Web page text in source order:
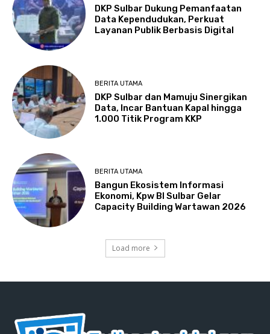
DKP Sulbar Dukung Pemanfaatan
Data Kependudukan, Perkuat
Layanan Publik Berbasis Digital
BERITA UTAMA
DKP Sulbar dan Mamuju Sinergikan
Data, Incar Bantuan Kapal hingga
1.000 Titik Program KKP
BERITA UTAMA
Bangun Ekosistem Informasi
Ekonomi, Kpw BI Sulbar Gelar
Capacity Building Wartawan 2026
Load more